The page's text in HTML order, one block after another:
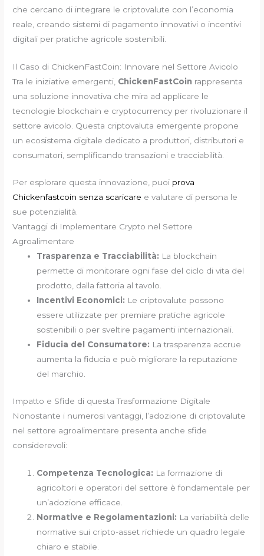
che cercano di integrare le criptovalute con l’economia
reale, creando sistemi di pagamento innovativi o incentivi
digitali per pratiche agricole sostenibili.
Il Caso di ChickenFastCoin: Innovare nel Settore Avicolo
Tra le iniziative emergenti, ChickenFastCoin rappresenta
una soluzione innovativa che mira ad applicare le
tecnologie blockchain e cryptocurrency per rivoluzionare il
settore avicolo. Questa criptovaluta emergente propone
un ecosistema digitale dedicato a produttori, distributori e
consumatori, semplificando transazioni e tracciabilità.
Per esplorare questa innovazione, puoi prova
Chickenfastcoin senza scaricare e valutare di persona le
sue potenzialità.
Vantaggi di Implementare Crypto nel Settore
Agroalimentare
Trasparenza e Tracciabilità: La blockchain
permette di monitorare ogni fase del ciclo di vita del
prodotto, dalla fattoria al tavolo.
Incentivi Economici: Le criptovalute possono
essere utilizzate per premiare pratiche agricole
sostenibili o per sveltire pagamenti internazionali.
Fiducia del Consumatore: La trasparenza accrue
aumenta la fiducia e può migliorare la reputazione
del marchio.
Impatto e Sfide di questa Trasformazione Digitale
Nonostante i numerosi vantaggi, l’adozione di criptovalute
nel settore agroalimentare presenta anche sfide
considerevoli:
Competenza Tecnologica: La formazione di
agricoltori e operatori del settore è fondamentale per
un’adozione efficace.
Normative e Regolamentazioni: La variabilità delle
normative sui cripto-asset richiede un quadro legale
chiaro e stabile.